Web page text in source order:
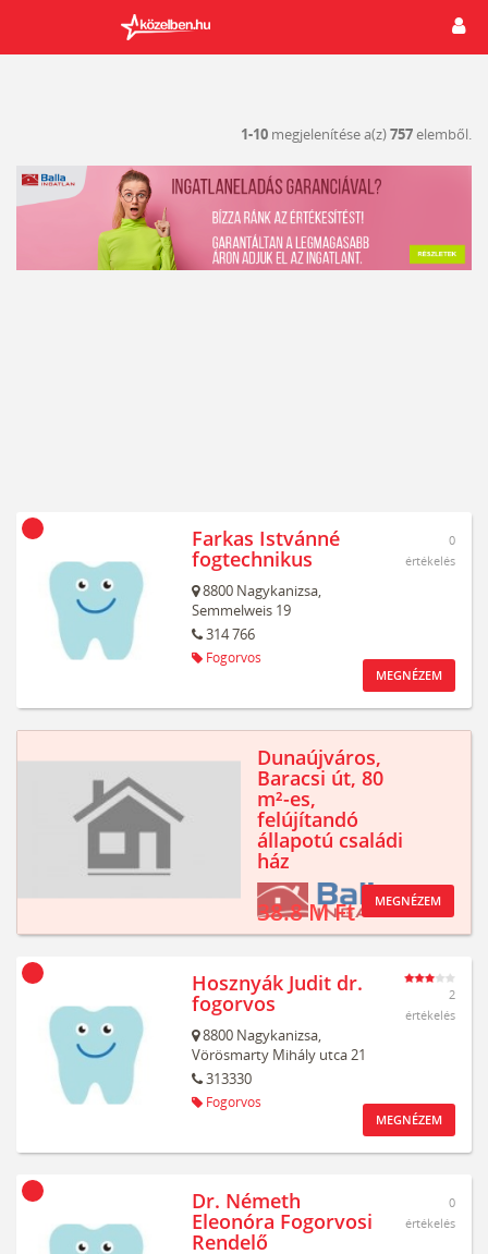
1-10 megjelenítése a(z)757elemből.
Farkas Istvánné
fogtechnikus
8800 Nagykanizsa,
Semmelweis 19
314 766
Fogorvos
0
értékelés
MEGNÉZEM
Dunaújváros,
Baracsi út, 80
m²-es,
felújítandó
állapotú családi
ház
38.8 M Ft MEGNÉZEM
Hosznyák Judit dr.
fogorvos
8800 Nagykanizsa,
Vörösmarty Mihály utca 21
313330
Fogorvos
2
értékelés
MEGNÉZEM
Dr. Németh
Eleonóra Fogorvosi
Rendelő
0
értékelés